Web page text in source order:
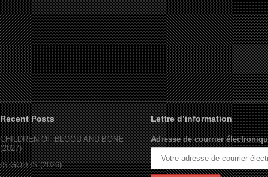
Recent Posts
CHILDREN OF BLOOD AND BONE
(2027)
IS GOD IS (2026)
Lettre d’information
Adresse de courrier